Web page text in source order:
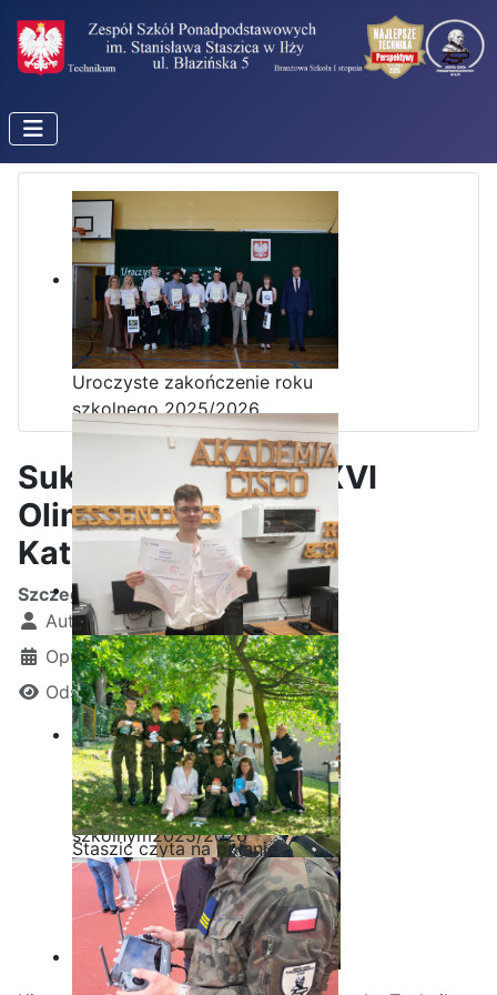
Uroczyste zakończenie roku
szkolnego 2025/2026
Ostatnia garść certyfikatów
Akademii CISCO w roku
szkolnym2025/2026
Staszic czyta na polanie
Sukces Kingi na XXXVI
Olimpiadzie Teologii
Katolickiej
Szczegóły
Autor: Kamil Krosta
Opublikowano: 05 maj 2026
Odsłon: 499